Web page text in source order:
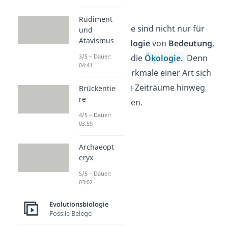
Diese Erkenntnisse sind nicht nur für
die
Evolutionsbiologievon Bedeutung,
sondern auch für die Ökologie. Denn
sie zeigen, wie Merkmale einer Art sich
über extrem lange Zeiträume hinweg
stabil halten können.
Rudiment
und
Atavismus
3/5 – Dauer:
04:41
Brückentie
re
4/5 – Dauer:
03:59
Archaeopt
eryx
5/5 – Dauer:
03:02
Evolutionsbiologie
Fossile Belege